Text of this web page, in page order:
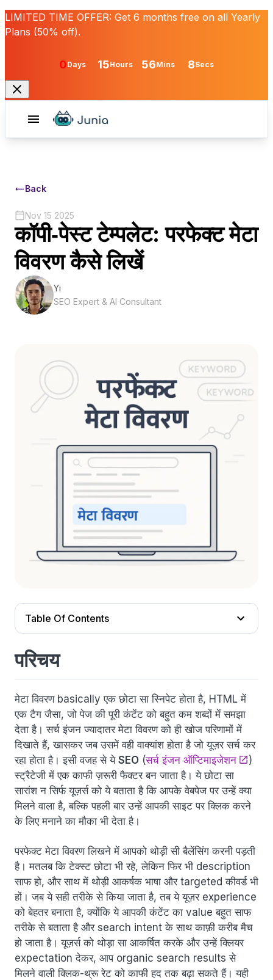
LIMITED TIME OFFER: Get 6 months free on all Yearly
Plans (50% off).
0Days 15Hours 56Mins 8Secs
Back
Nov 15 2025
कॉपी‑पेस्ट टेम्पलेट: परफेक्ट मेटा
विवरण कैसे लिखें
Yi
SEO Expert & AI Consultant
Table Of Contents
परिचय
मेटा विवरण basically एक छोटा सा स्निपेट होता है, HTML में
एक टैग जैसा, जो पेज की पूरी कंटेंट को बहुत कम शब्दों में समझा
देता है। सर्च इंजन ज्यादातर मेटा विवरण को ही खोज परिणामों में
दिखाते हैं, खासकर जब उसमें वही वाक्यांश होता है जो यूज़र सर्च कर
रहा होता है। इसी वजह से ये SEO (सर्च इंजन ऑप्टिमाइजेशन
)
स्ट्रैटेजी में एक काफी ज़रूरी फैक्टर बन जाता है। ये छोटा सा
सारांश न सिर्फ यूज़र्स को ये बताता है कि आपके वेबपेज पर उन्हें क्या
मिलने वाला है, बल्कि पहली बार उन्हें आपकी साइट पर क्लिक करने
के लिए मनाने का मौका भी देता है।
परफेक्ट मेटा विवरण लिखने में आपको थोड़ी सी बैलेंसिंग करनी पड़ती
है। मतलब कि टेक्स्ट छोटा भी रहे, लेकिन फिर भी description
साफ हो, और साथ में थोड़ी आकर्षक भाषा और targeted कीवर्ड भी
हों। जब ये सही तरीके से किया जाता है, तब ये यूज़र experience
को बेहतर बनाता है, क्योंकि ये आपकी कंटेंट का value बहुत साफ
तरीके से बताता है और search intent के साथ काफ़ी करीब मैच
हो जाता है। यूज़र्स को थोड़ा सा आकर्षित करके और उन्हें क्लियर
expectation देकर, आप organic search results से
मिलने वाली क्लिक-थ्रू रेट को काफी हद तक बढ़ा सकते हैं। यही